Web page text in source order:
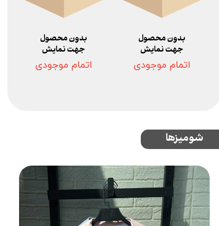
بدون محصول
جهت نمایش
اتمام موجودی
بدون محصول
جهت نمایش
اتمام موجودی
شومیزها